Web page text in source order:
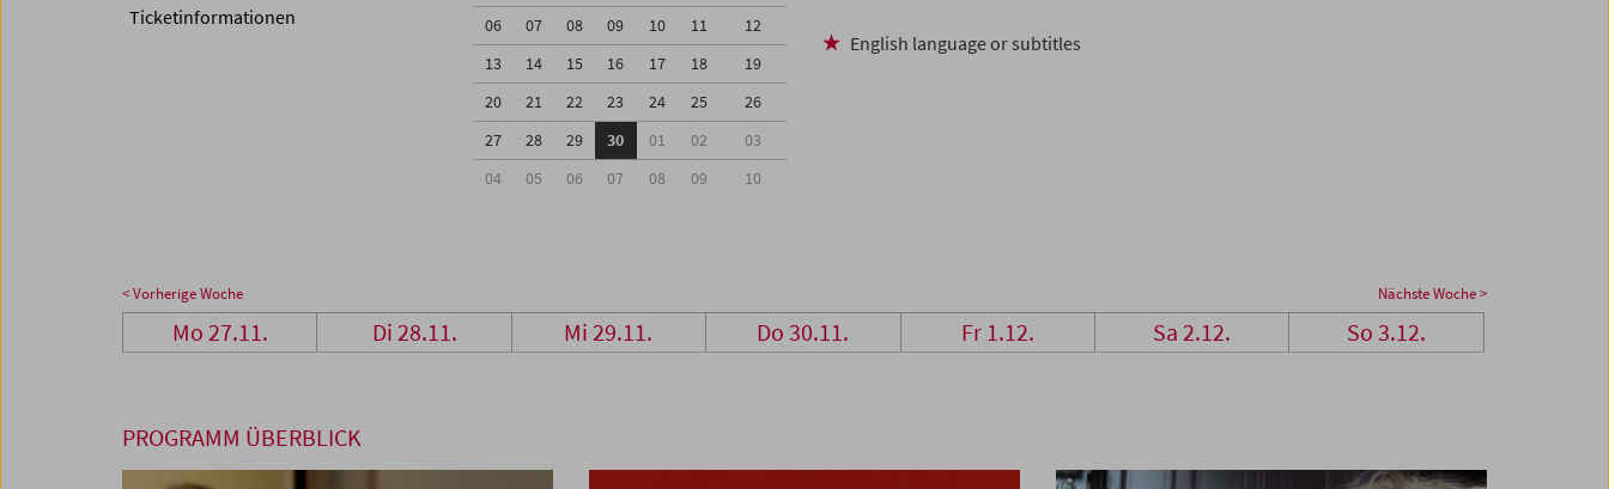
Ticketinformationen
06
07 08 09 10 11
12
13
14 15 16 17 18
19
20
21 22 23 24 25
26
27
28 29 30 01 02
03
04
05 06 07 08 09 10
English language or subtitles
< Vorherige Woche Nächste Woche >
Mo 27.11. Di 28.11. Mi 29.11. Do 30.11. Fr 1.12. Sa 2.12. So 3.12.
PROGRAMM ÜBERBLICK